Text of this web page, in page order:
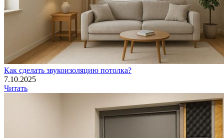
Как сделать звукоизоляцию потолка?
7.10.2025
Читать